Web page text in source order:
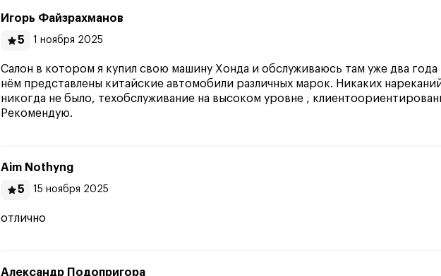
Игорь Файзрахманов
5
1 ноября 2025
Салон в котором я купил свою машину Хонда и обслуживаюсь там уже два года
нём представлены китайские автомобили различных марок. Никаких
никогда не было, техобслуживание на высоком уровне ,
Рекомендую.
Aim Nothyng
5
15 ноября 2025
отлично
Александр Подопригора